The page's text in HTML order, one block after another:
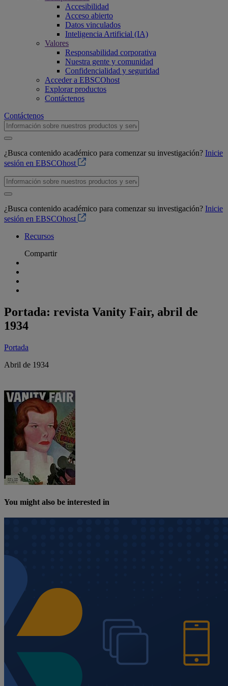
Accesibilidad
Acceso abierto
Datos vinculados
Inteligencia Artificial (IA)
Valores
Responsabilidad corporativa
Nuestra gente y comunidad
Confidencialidad y seguridad
Acceder a EBSCOhost
Explorar productos
Contáctenos
Contáctenos
¿Busca contenido académico para comenzar su investigación? Inicie
sesión en EBSCOhost
¿Busca contenido académico para comenzar su investigación? Inicie
sesión en EBSCOhost
Recursos
Compartir
Portada: revista Vanity Fair, abril de
1934
Portada
Abril de 1934
You might also be interested in